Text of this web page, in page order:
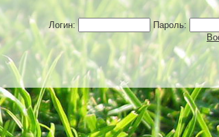
Логин:
Пароль: